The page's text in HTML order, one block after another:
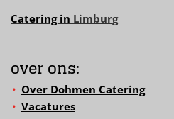
Catering in Limburg
over ons:
Over Dohmen Catering
Vacatures